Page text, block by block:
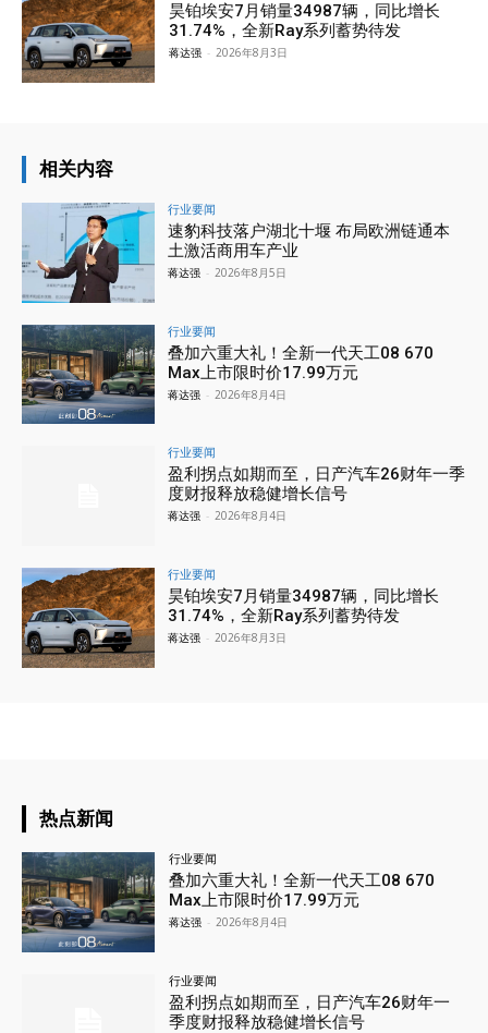
昊铂埃安7月销量34987辆，同比增长
31.74%，全新Ray系列蓄势待发
蒋达强 - 2026年8月3日
相关内容
行业要闻
速豹科技落户湖北十堰 布局欧洲链通本
土激活商用车产业
蒋达强 - 2026年8月5日
行业要闻
叠加六重大礼！全新一代天工08 670
Max上市限时价17.99万元
蒋达强 - 2026年8月4日
行业要闻
盈利拐点如期而至，日产汽车26财年一季
度财报释放稳健增长信号
蒋达强 - 2026年8月4日
行业要闻
昊铂埃安7月销量34987辆，同比增长
31.74%，全新Ray系列蓄势待发
蒋达强 - 2026年8月3日
热点新闻
行业要闻
叠加六重大礼！全新一代天工08 670
Max上市限时价17.99万元
蒋达强 - 2026年8月4日
行业要闻
盈利拐点如期而至，日产汽车26财年一
季度财报释放稳健增长信号